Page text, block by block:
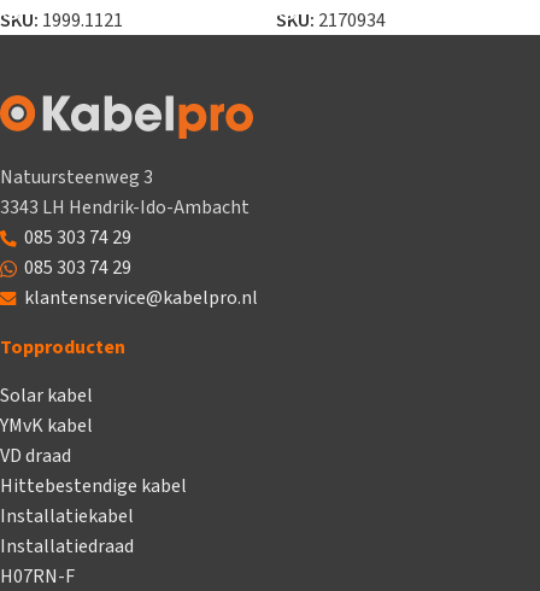
SKU: 1999.1121 SKU: 2170934
Natuursteenweg 3
3343 LH Hendrik-Ido-Ambacht
085 303 74 29
085 303 74 29
klantenservice@kabelpro.nl
Topproducten
Solar kabel
YMvK kabel
VD draad
Hittebestendige kabel
Installatiekabel
Installatiedraad
H07RN-F